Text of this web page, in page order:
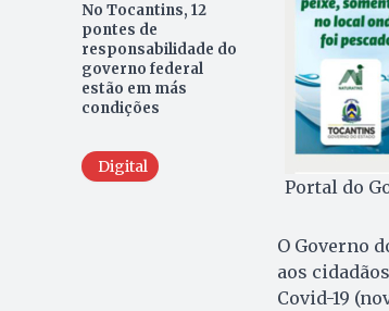
No Tocantins, 12
pontes de
responsabilidade do
governo federal
estão em más
condições
Digital
Portal do
O Governo
aos
Covid-19